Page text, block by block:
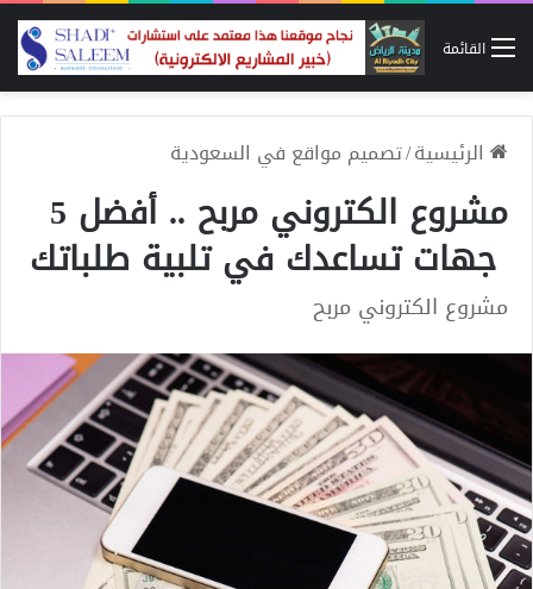
القائمة
الرئيسية/تصميم مواقع في السعودية
مشروع الكتروني مربح .. أفضل 5
جهات تساعدك في تلبية طلباتك
مشروع الكتروني مربح